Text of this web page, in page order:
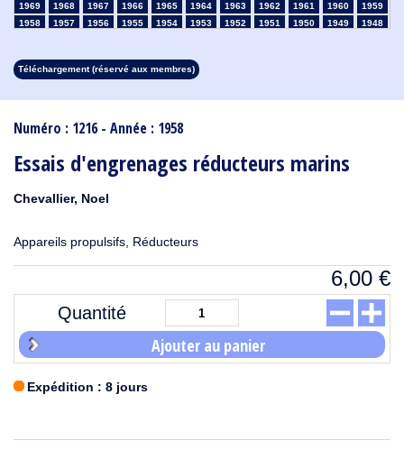
Numéro : 1216 - Année : 1958
Essais d'engrenages réducteurs marins
Chevallier, Noel
Appareils propulsifs, Réducteurs
6,00 €
Quantité
Ajouter au panier
Expédition : 8 jours
1969
1968 1967 1966 1965 1964 1963 1962 1961 1960
1959
1958
1957 1956 1955 1954 1953 1952 1951 1950 1949
1948
1913
1912 1911 1910 1909 1908
Téléchargement (réservé aux membres)